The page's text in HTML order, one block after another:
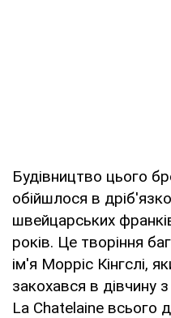
Будівництво цього
обійшлося в
швейцарських
років. Це творіння
ім'я Морріс Кінгслі,
закохався в дівчину
La Chatelaine всього